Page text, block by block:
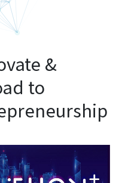
&
to